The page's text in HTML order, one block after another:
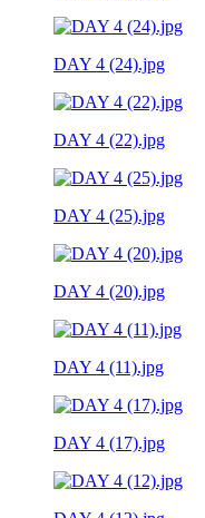
DAY 4 (24).jpg
DAY 4 (22).jpg
DAY 4 (25).jpg
DAY 4 (20).jpg
DAY 4 (11).jpg
DAY 4 (17).jpg